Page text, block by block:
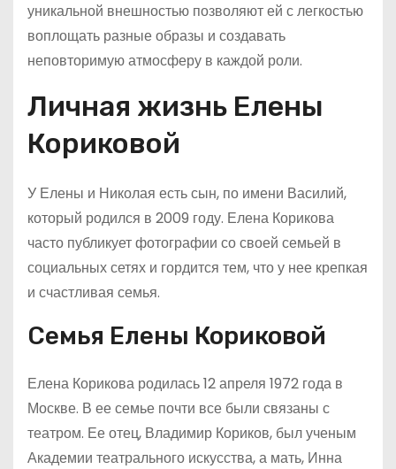
уникальной внешностью позволяют ей с легкостью
воплощать разные образы и создавать
неповторимую атмосферу в каждой роли.
Личная жизнь Елены
Кориковой
У Елены и Николая есть сын, по имени Василий,
который родился в 2009 году. Елена Корикова
часто публикует фотографии со своей семьей в
социальных сетях и гордится тем, что у нее крепкая
и счастливая семья.
Семья Елены Кориковой
Елена Корикова родилась 12 апреля 1972 года в
Москве. В ее семье почти все были связаны с
театром. Ее отец, Владимир Кориков, был ученым
Академии театрального искусства, а мать, Инна